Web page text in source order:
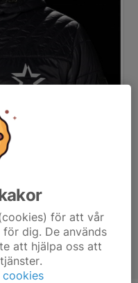
för att vår
dig. De används
att hjälpa oss att
cookies